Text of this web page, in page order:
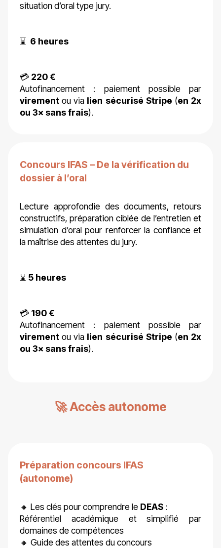
situation d’oral type jury.
⌛ 6 heures
💳 220 €
Autofinancement : paiement possible par
virement ou via lien sécurisé Stripe (en 2x
ou 3× sans frais).
Concours IFAS – De la vérification du
dossier à l’oral
Lecture approfondie des documents, retours
constructifs, préparation ciblée de l’entretien et
simulation d’oral pour renforcer la confiance et
la maîtrise des attentes du jury.
⌛ 5 heures
💳 190 €
Autofinancement : paiement possible par
virement ou via lien sécurisé Stripe (en 2x
ou 3× sans frais).
🚀 Accès autonome
Préparation concours IFAS
(autonome)
🔸 Les clés pour comprendre le DEAS :
Référentiel académique et simplifié par
domaines de compétences
🔸 Guide des attentes du concours